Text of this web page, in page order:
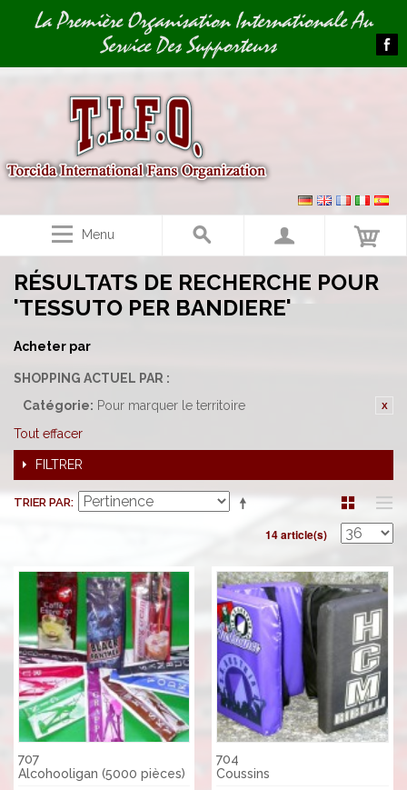
Image 01La Première Organisation Internationale Au
Service Des Supporteurs
Menu
RÉSULTATS DE RECHERCHE POUR
'TESSUTO PER BANDIERE'
Acheter par
SHOPPING ACTUEL PAR :
Catégorie: Pour marquer le territoire
Tout effacer
FILTRER
TRIER PAR
14 article(s)
707
Alcohooligan (5000 pièces)
704
Coussins